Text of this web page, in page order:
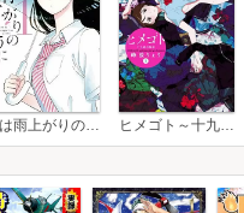
恋は雨上がりのように ヒメゴト～十九歳の制服～